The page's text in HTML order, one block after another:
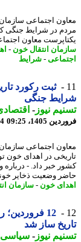
اجتماعی سازمان
در شرایط جنگی کشور
معاون اجتماعی
انتقال خون-
-شرایط
ثبت رکورد
جنگی
نیوز-اقتصادی-
1405، 09:25
اجتماعی سازمان
در اهدای خون
خبر داد. - درباره
وضعیت ذخایر خونی ...
خون-سازمان
12 فروردین؛
ساز شد
نیوز-سیاسی-